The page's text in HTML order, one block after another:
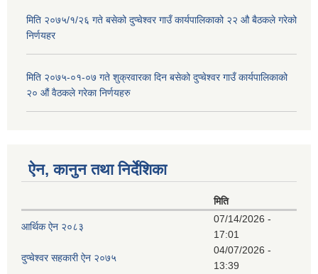
मिति २०७५/१/२६ गते बसेको दुप्चेश्वर गाउँ कार्यपालिकाको २२ औ बैठकले गरेको
निर्णयहर
मिति २०७५-०१-०७ गते शुक्रवारका दिन बसेको दुप्चेश्वर गाउँ कार्यपालिकाको
२० औं वैठकले गरेका निर्णयहरु
ऐन, कानुन तथा निर्देशिका
मिति
आर्थिक ऐन २०८३
07/14/2026 -
17:01
दुप्चेश्वर सहकारी ऐन २०७५
04/07/2026 -
13:39